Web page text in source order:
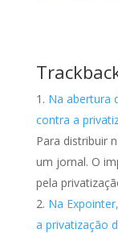
Na abertura
contra a
Para distribuir
um jornal. O
pela
Na
a privatização